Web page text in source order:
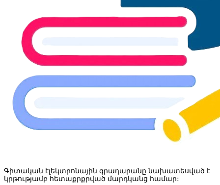
Գիտական էլեկտրոնային գրադարանը նախատեսված է
կրթությամբ հետաքրքրված մարդկանց համար: